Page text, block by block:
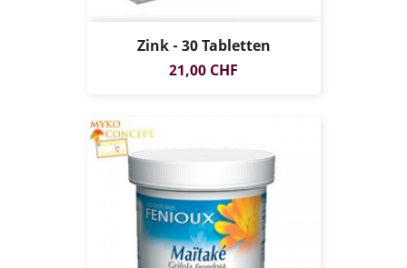
Zink - 30 Tabletten
Preis
21,00 CHF